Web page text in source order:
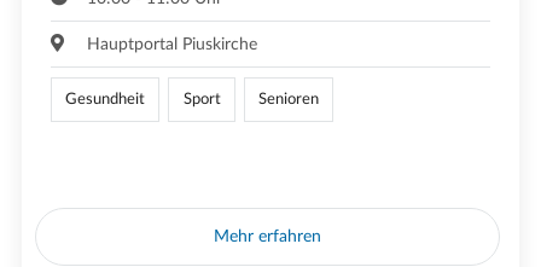
Hauptportal Piuskirche
Gesundheit Sport Senioren
Mehr erfahren